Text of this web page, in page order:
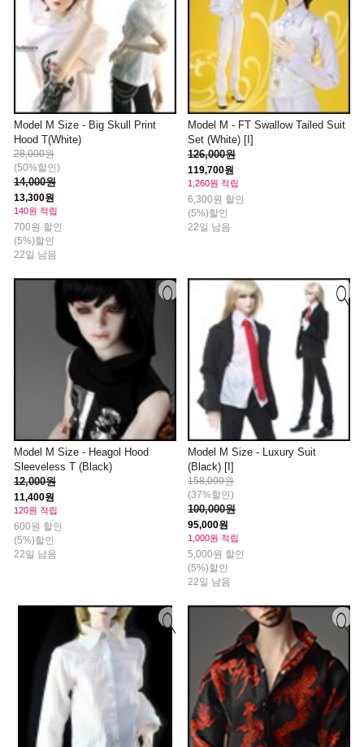
Model M Size - Big Skull Print
Hood T(White)
28,000원
(50%할인)
14,000원
13,300원
140원 적립
700원 할인
(5%)할인
22일 남음
Model M - FT Swallow Tailed Suit
Set (White) [I]
126,000원
119,700원
1,260원 적립
6,300원 할인
(5%)할인
22일 남음
Model M Size - Heagol Hood
Sleeveless T (Black)
12,000원
11,400원
120원 적립
600원 할인
(5%)할인
22일 남음
Model M Size - Luxury Suit
(Black) [I]
158,000원
(37%할인)
100,000원
95,000원
1,000원 적립
5,000원 할인
(5%)할인
22일 남음